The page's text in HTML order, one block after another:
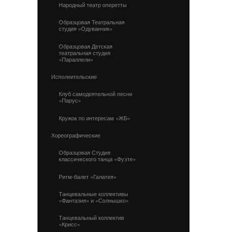
Народный театр оперетты
Образцовая Театральная
студия «Одуванчик»
Образцовая Детская
театральная студия
«Параллели»
Исполнительские
Клуб самодеятельной песни
«Парус»
Кружок по интересам «ЖБ»
Хореографические
Образцовая Студия
классического танца «Фуэте»
Ритм-балет «Галатея»
Танцевальные коллективы
«Фантазия» и «Солнышко»
Танцевальный коллектив
«Крисс»